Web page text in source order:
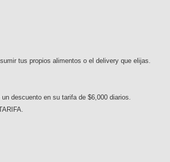
tus propios alimentos o el delivery que elijas.
descuento en su tarifa de $6,000 diarios.